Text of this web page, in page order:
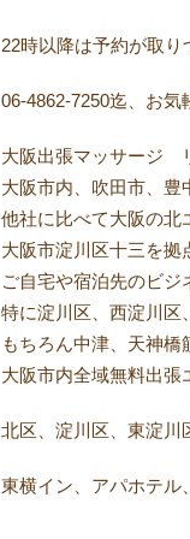
22時以降は予約が取り
06-4862-7250迄、お気
大阪出張マッサージ
大阪市内、吹田市、豊
他社に比べて大阪の北
大阪市淀川区十三を拠
ご自宅や宿泊先のビジ
特に淀川区、西淀川区
もちろん中津、天神
大阪市内全域無料出張
北区、淀川区、東淀川
東横イン、アパホテル